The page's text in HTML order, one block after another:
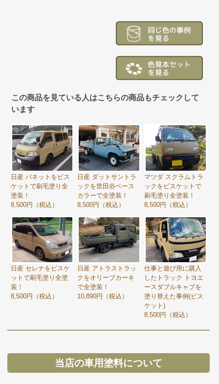
この商品を見ている人はこちらの商品もチェックして
います
日産 バネットをビス
ケットで刷毛塗り全
塗装！
8,500円（税込）
日産 ダットサントラ
ックを世田谷ベース
カラーで全塗装！
8,500円（税込）
マツダ スクラムトラ
ックをビスケットで
刷毛塗り全塗装！
8,500円（税込）
日産 セレナをビスケ
ットで刷毛塗り全塗
装！
8,500円（税込）
日産 アトラストラッ
クをオリーブカーキ
で全塗装！
10,890円（税込）
仕事と遊び用に購入
したトラック トヨエ
ースダブルキャブを
塗り替えた事例(ビス
ケット)
8,500円（税込）
当店の車用塗料について